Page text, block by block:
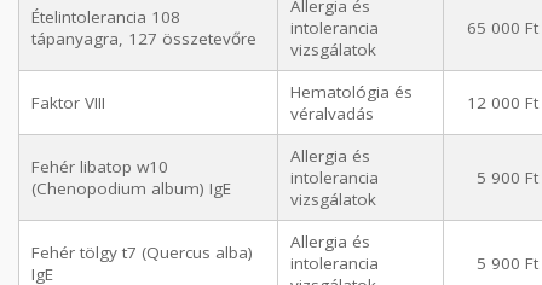
Ételintolerancia 108
tápanyagra, 127 összetevőre
Allergia és
intolerancia
vizsgálatok
65 000 Ft
Faktor VIII
Hematológia és
véralvadás
12 000 Ft
Fehér libatop w10
(Chenopodium album) IgE
Allergia és
intolerancia
vizsgálatok
5 900 Ft
Fehér tölgy t7 (Quercus alba)
IgE
Allergia és
intolerancia
5 900 Ft